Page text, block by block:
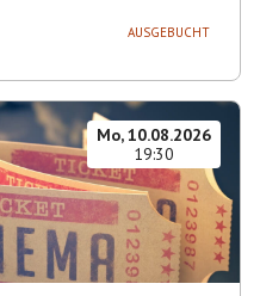
AUSGEBUCHT
Mo, 10.08.2026
19:30